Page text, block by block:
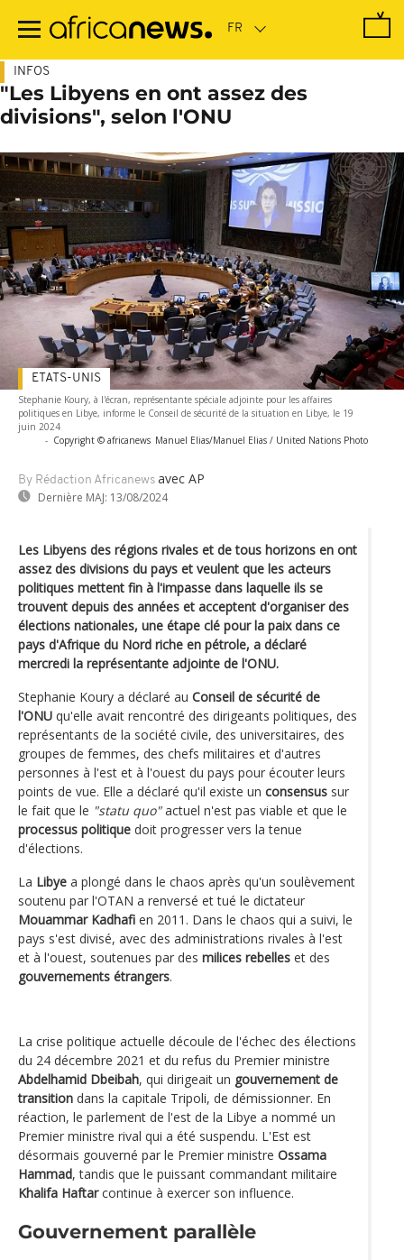
contenu
INFOS
"Les Libyens en ont assez des
divisions", selon l'ONU
Stephanie Koury, à l'écran, représentante spéciale adjointe pour les affaires
politiques en Libye, informe le Conseil de sécurité de la situation en Libye, le 19
juin 2024
- Copyright © africanews Manuel Elias/Manuel Elias / United Nations Photo
By Rédaction Africanews avec AP
Dernière MAJ: 13/08/2024
ETATS-UNIS
Les Libyens des régions rivales et de tous horizons en ont
assez des divisions du pays et veulent que les acteurs
politiques mettent fin à l'impasse dans laquelle ils se
trouvent depuis des années et acceptent d'organiser des
élections nationales, une étape clé pour la paix dans ce
pays d'Afrique du Nord riche en pétrole, a déclaré
mercredi la représentante adjointe de l'ONU.
Stephanie Koury a déclaré au Conseil de sécurité de
l'ONU qu'elle avait rencontré des dirigeants politiques, des
représentants de la société civile, des universitaires, des
groupes de femmes, des chefs militaires et d'autres
personnes à l'est et à l'ouest du pays pour écouter leurs
points de vue. Elle a déclaré qu'il existe un consensus sur
le fait que le "statu quo"actuel n'est pas viable et que le
processus politique doit progresser vers la tenue
d'élections.
La Libye a plongé dans le chaos après qu'un soulèvement
soutenu par l'OTAN a renversé et tué le dictateur
Mouammar Kadhafi en 2011. Dans le chaos qui a suivi, le
pays s'est divisé, avec des administrations rivales à l'est
et à l'ouest, soutenues par des milices rebelles et des
gouvernements étrangers.
La crise politique actuelle découle de l'échec des élections
du 24 décembre 2021 et du refus du Premier ministre
Abdelhamid Dbeibah, qui dirigeait un gouvernement de
transition dans la capitale Tripoli, de démissionner. En
réaction, le parlement de l'est de la Libye a nommé un
Premier ministre rival qui a été suspendu. L'Est est
désormais gouverné par le Premier ministre Ossama
Hammad, tandis que le puissant commandant militaire
Khalifa Haftarcontinue à exercer son influence.
Gouvernement parallèle